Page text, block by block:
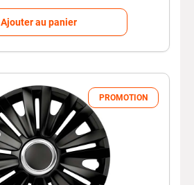
Ajouter au panier
PROMOTION